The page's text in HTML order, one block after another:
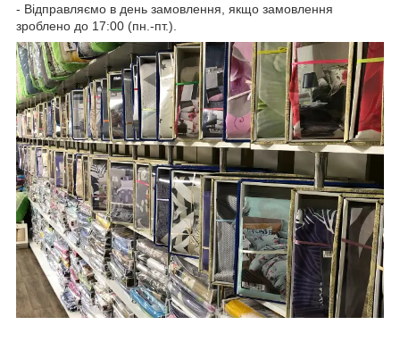
- Відправляємо в день замовлення, якщо замовлення
зроблено до 17:00 (пн.-пт.).